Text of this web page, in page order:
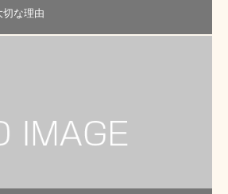
な理由